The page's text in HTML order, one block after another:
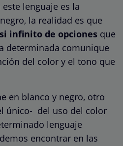
lenguaje es la
la realidad es que
infinito de opciones que
determinada comunique
del color y el tono que
en blanco y negro, otro
único- del uso del color
lenguaje
encontrar en las